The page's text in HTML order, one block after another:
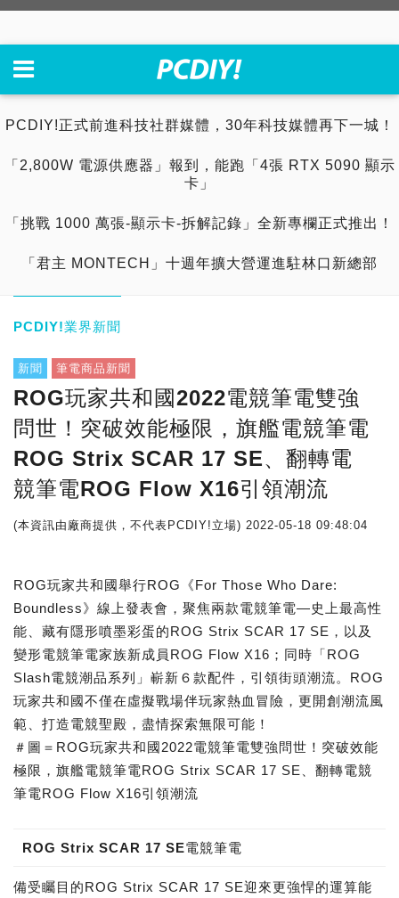
PCDIY!正式前進科技社群媒體，30年科技媒體再下一城！
「2,800W 電源供應器」報到，能跑「4張 RTX 5090 顯示
卡」
「挑戰 1000 萬張-顯示卡-拆解記錄」全新專欄正式推出！
「君主 MONTECH」十週年擴大營運進駐林口新總部
PCDIY!業界新聞
新聞 筆電商品新聞
ROG玩家共和國2022電競筆電雙強
問世！突破效能極限，旗艦電競筆電
ROG Strix SCAR 17 SE、翻轉電
競筆電ROG Flow X16引領潮流
(本資訊由廠商提供，不代表PCDIY!立場) 2022-05-18 09:48:04
ROG玩家共和國舉行ROG《For Those Who Dare:
Boundless》線上發表會，聚焦兩款電競筆電—史上最高性
能、藏有隱形噴墨彩蛋的ROG Strix SCAR 17 SE，以及
變形電競筆電家族新成員ROG Flow X16；同時「ROG
Slash電競潮品系列」嶄新６款配件，引領街頭潮流。ROG
玩家共和國不僅在虛擬戰場伴玩家熱血冒險，更開創潮流風
範、打造電競聖殿，盡情探索無限可能！
＃圖＝ROG玩家共和國2022電競筆電雙強問世！突破效能
極限，旗艦電競筆電ROG Strix SCAR 17 SE、翻轉電競
筆電ROG Flow X16引領潮流
ROG Strix SCAR 17 SE電競筆電
備受矚目的ROG Strix SCAR 17 SE迎來更強悍的運算能